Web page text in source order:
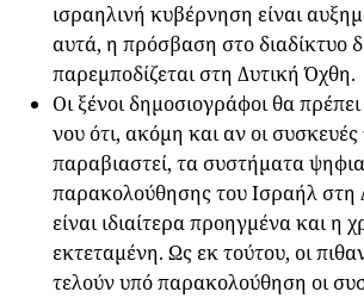
ισραηλινή κυβέρνηση είναι
αυτά, η πρόσβαση στο διαδίκτυο
παρεμποδίζεται στη Δυτική Όχθη.
Οι ξένοι δημοσιογράφοι θα
νου ότι, ακόμη και αν οι συσκευές
παραβιαστεί, τα συστήματα
παρακολούθησης του Ισραήλ στη
είναι ιδιαίτερα προηγμένα και η
εκτεταμένη. Ως εκ τούτου, οι
τελούν υπό παρακολούθηση οι